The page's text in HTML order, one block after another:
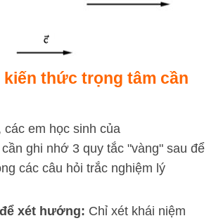
kiến thức trọng tâm cần
các em học sinh của
cần ghi nhớ 3 quy tắc "vàng" sau để
các câu hỏi trắc nghiệm lý
xét hướng: Chỉ xét khái niệm